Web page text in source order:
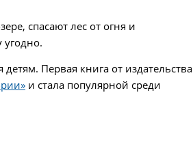
спасают лес от огня и
Первая книга от издательства
и стала популярной среди